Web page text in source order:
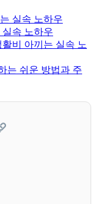
실속 노하우
속 노하우
비 아끼는 실속 노
는 쉬운 방법과 주